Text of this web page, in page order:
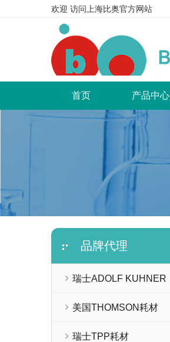
欢迎 访问上海比奥官方网站
首页(current) 产品中心
品牌代理
瑞士ADOLF KUHNER
美国THOMSON耗材
瑞士TPP耗材